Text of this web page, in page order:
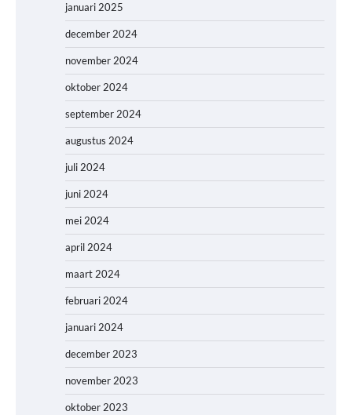
januari 2025
december 2024
november 2024
oktober 2024
september 2024
augustus 2024
juli 2024
juni 2024
mei 2024
april 2024
maart 2024
februari 2024
januari 2024
december 2023
november 2023
oktober 2023